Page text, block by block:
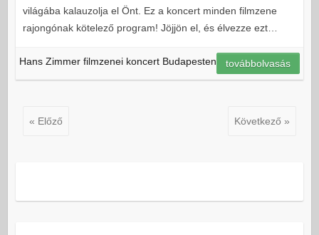
világába kalauzolja el Önt. Ez a koncert minden filmzene
rajongónak kötelező program! Jöjjön el, és élvezze ezt…
Hans Zimmer filmzenei koncert Budapesten továbbolvasás
« Előző Következő »